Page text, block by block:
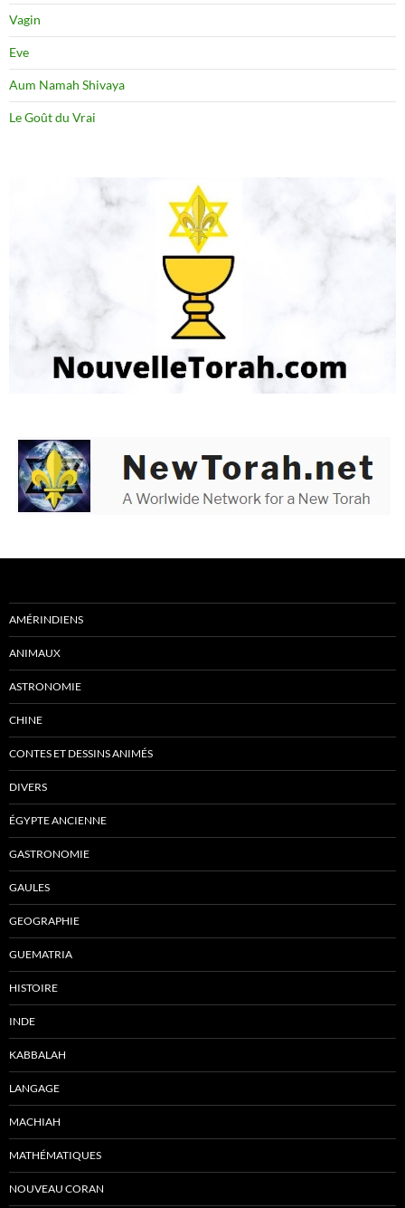
Vagin
Eve
Aum Namah Shivaya
Le Goût du Vrai
AMÉRINDIENS
ANIMAUX
ASTRONOMIE
CHINE
CONTES ET DESSINS ANIMÉS
DIVERS
ÉGYPTE ANCIENNE
GASTRONOMIE
GAULES
GEOGRAPHIE
GUEMATRIA
HISTOIRE
INDE
KABBALAH
LANGAGE
MACHIAH
MATHÉMATIQUES
NOUVEAU CORAN